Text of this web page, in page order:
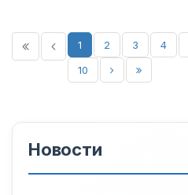
1 2 3 4
10
Новости